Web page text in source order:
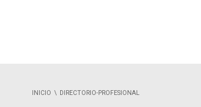
INICIO DIRECTORIO-PROFESIONAL